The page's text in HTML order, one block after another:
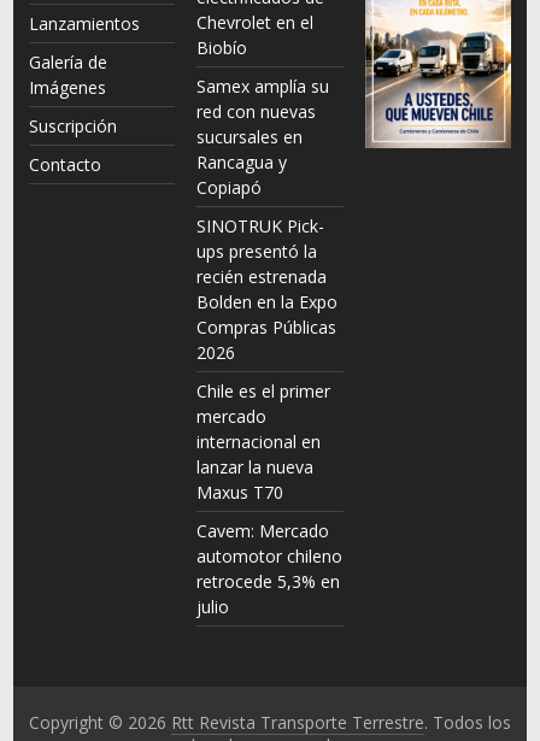
Lanzamientos
Galería de
Imágenes
Suscripción
Contacto
Chevrolet en el
Biobío
Samex amplía su
red con nuevas
sucursales en
Rancagua y
Copiapó
SINOTRUK Pick-
ups presentó la
recién estrenada
Bolden en la Expo
Compras Públicas
2026
Chile es el primer
mercado
internacional en
lanzar la nueva
Maxus T70
Cavem: Mercado
automotor chileno
retrocede 5,3% en
julio
Copyright © 2026 Rtt Revista Transporte Terrestre. Todos los